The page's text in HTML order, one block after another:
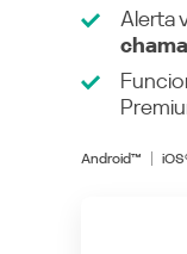
Alerta
Android™